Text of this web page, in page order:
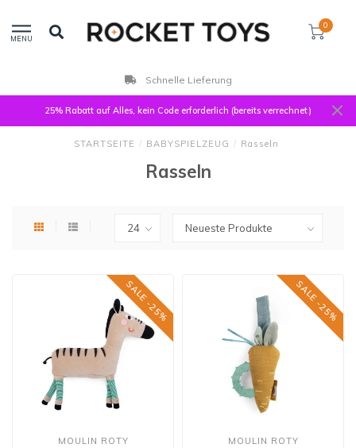
MENU
0
Kunden bewerten uns mit 9,3
25% Rabatt auf Alles, kein Code erforderlich (bereits verrechnet)
STARTSEITE / BABYSPIELZEUG / Rasseln
Rasseln
SALE -25%
MOULIN ROTY
SALE -25%
MOULIN ROTY